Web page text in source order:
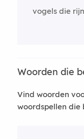
vogels die
Woorden die
Vind woorden
woordspellen die